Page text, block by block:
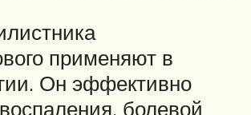
применяют в
Он эффективно
болевой